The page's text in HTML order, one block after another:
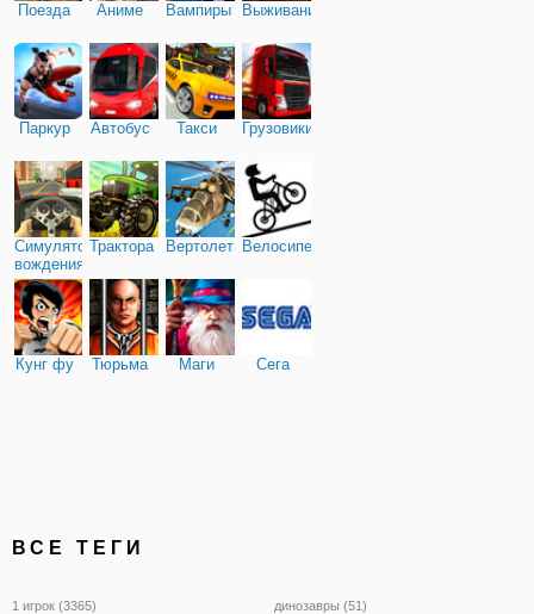
Поезда Аниме Вампиры Выживание
Паркур Автобус Такси Грузовики
Симулятор
вождения
Трактора ВертолетыВелосипед
Кунг фу Тюрьма Маги Сега
ВСЕ ТЕГИ
1 игрок (3365)
динозавры (51)